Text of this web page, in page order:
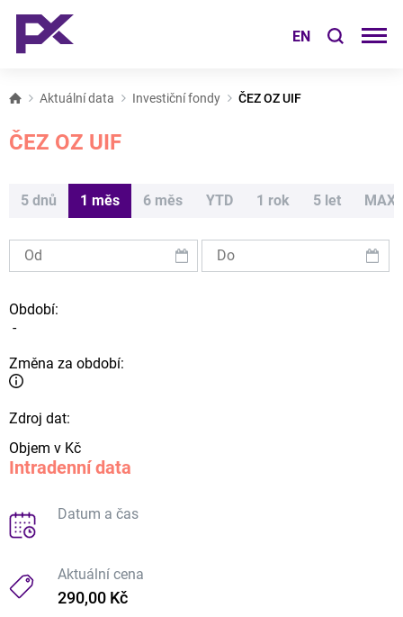
EN
Aktuální data Investiční fondy ČEZ OZ UIF
ČEZ OZ UIF
5 dnů 1 měs 6 měs YTD 1 rok 5 let MAX
Období:
-
Změna za období:
Zdroj dat:
Objem v Kč
Intradenní data
Datum a čas
Aktuální cena
290,00 Kč